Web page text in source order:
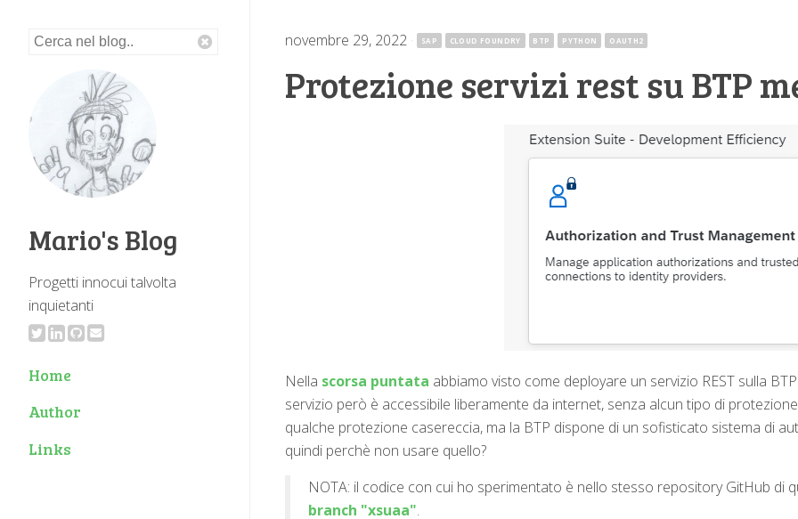
Mario's Blog
Progetti innocui talvolta
inquietanti
Home
Author
Links
novembre 29, 2022 · SAP CLOUD FOUNDRY BTP PYTHON OAUTH2
Protezione servizi rest su BTP
Nella scorsa puntata abbiamo visto come deployare un servizio REST sulla
servizio però è accessibile liberamente da internet, senza alcun tipo di
qualche protezione casereccia, ma la BTP dispone di un sofisticato sistema di
quindi perchè non usare quello?
NOTA: il codice con cui ho sperimentato è nello stesso repository GitHub di
branch "xsuaa".